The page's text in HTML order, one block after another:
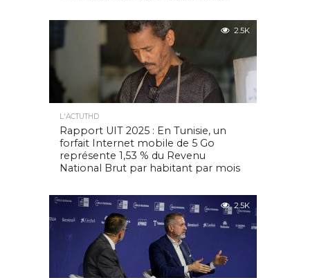
2.5K
L'ACTUTHD
Rapport UIT 2025 : En Tunisie, un
forfait Internet mobile de 5 Go
représente 1,53 % du Revenu
National Brut par habitant par mois
2.5K